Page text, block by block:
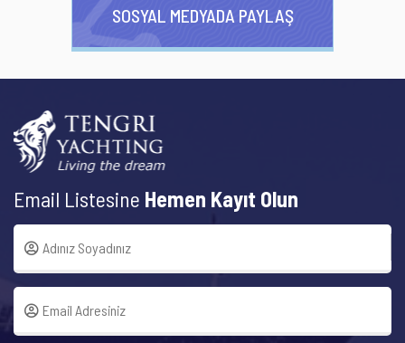
SOSYAL MEDYADA PAYLAŞ
Email Listesine Hemen Kayıt Olun